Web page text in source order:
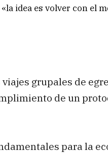
idea es volver con el
grupales de
de un
para la